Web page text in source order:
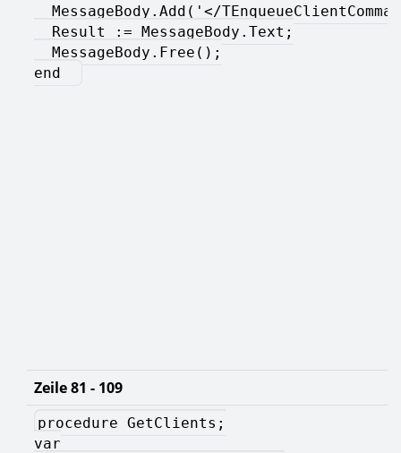
MessageBody.Add('</
Result := MessageBody.Text;
MessageBody.Free();
end
Zeile 81 - 109
procedure GetClients;
var